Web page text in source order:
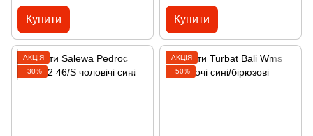
Купити Купити
АКЦІЯ
−30%
АКЦІЯ
−50%